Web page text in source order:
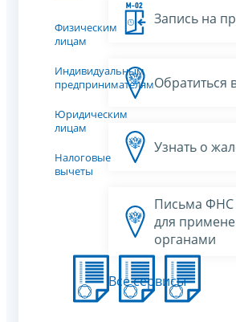
Физическим
лицам
Индивидуальным
предпринимателям
Юридическим
лицам
Налоговые
вычеты
Запись на
Обратиться
Узнать о
Письма ФНС
для
органами
Все сервисы